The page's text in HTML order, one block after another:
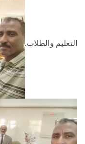
التعليم والطلاب.